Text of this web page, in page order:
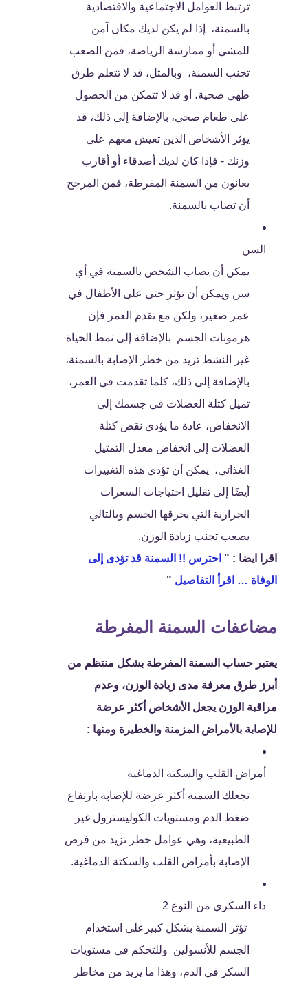
ترتبط العوامل الاجتماعية والاقتصادية
بالسمنة، إذا لم يكن لديك مكان آمن
للمشي أو ممارسة الرياضة، فمن الصعب
تجنب السمنة، وبالمثل، قد لا تتعلم طرق
طهي صحية، أو قد لا تتمكن من الحصول
على طعام صحي، بالإضافة إلى ذلك، قد
يؤثر الأشخاص الذين تعيش معهم على
وزنك - فإذا كان لديك أصدقاء أو أقارب
يعانون من السمنة المفرطة، فمن المرجح
أن تصاب بالسمنة.
السن
يمكن أن يصاب الشخص بالسمنة في أي
سن ويمكن أن تؤثر حتى على الأطفال في
عمر صغير، ولكن مع تقدم العمر فإن
هرمونات الجسم بالإضافة إلى نمط الحياة
غير النشط تزيد من خطر الإصابة بالسمنة،
بالإضافة إلى ذلك، كلما تقدمت في العمر،
تميل كتلة العضلات في جسمك إلى
الانخفاض، عادة ما يؤدي نقص كتلة
العضلات إلى انخفاض معدل التمثيل
الغذائي، يمكن أن تؤدي هذه التغييرات
أيضًا إلى تقليل احتياجات السعرات
الحرارية التي يحرقها الجسم وبالتالي
يصعب تجنب زيادة الوزن.
اقرا ايضا : " احترس !! السمنة قد تؤدى إلى
الوفاة … اقرأ التفاصيل "
مضاعفات السمنة المفرطة
يعتبر حساب السمنة المفرطة بشكل منتظم من
أبرز طرق معرفة مدى زيادة الوزن، وعدم
مراقبة الوزن يجعل الأشخاص أكثر عرضة
للإصابة بالأمراض المزمنة والخطيرة ومنها :
أمراض القلب والسكتة الدماغية
تجعلك السمنة أكثر عرضة للإصابة بارتفاع
ضغط الدم ومستويات الكوليسترول غير
الطبيعية، وهي عوامل خطر تزيد من فرص
الإصابة بأمراض القلب والسكتة الدماغية.
داء السكري من النوع 2
تؤثر السمنة بشكل كبيرعلى استخدام
الجسم للأنسولين وللتحكم في مستويات
السكر في الدم، وهذا ما يزيد من مخاطر